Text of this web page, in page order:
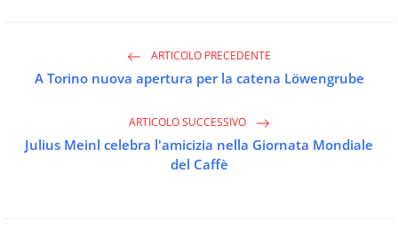
ARTICOLO PRECEDENTE
A Torino nuova apertura per la catena Löwengrube
ARTICOLO SUCCESSIVO
Julius Meinl celebra l'amicizia nella Giornata Mondiale
del Caffè